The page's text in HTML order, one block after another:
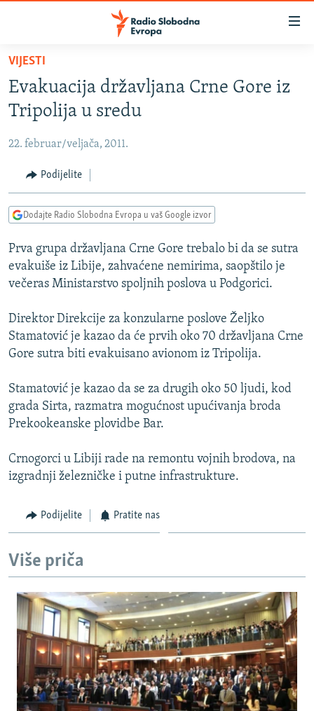
Pređite
glavni
sadržaj
Pređite
na
navigaciju
Pređite
na
VIJESTI
BOSNA I HERCEGOVINA
SRBIJA
KOSOVO
CRNA GORA
VIDEO
FOTOGALERIJE
INFOGRAFIKE
PODCASTI
RAT U UKRAJINI
KINA NA BALKANU
ISPRIČAJ MI
DNEVNO@RSE
VIŠE OD NASLOVA
GENOCID U SREBRENICI
POPLAVE I KLIZIŠTA U BIH 2024.
TV LIBERTY
TRI DECENIJE OD RATA U BIH
SVE KARTE DEJTONA
NASTANAK I RASPAD JUGOSLAVIJE
PRATITE NAS
Sve RFE/RL stranice
VIJESTI
Evakuacija državljana Crne Gore iz
Tripolija u sredu
22. februar/veljača, 2011.
Podijelite
Dodajte Radio Slobodna Evropa u vaš Google izvor
Prva grupa državljana Crne Gore trebalo bi da se sutra
evakuiše iz Libije, zahvaćene nemirima, saopštilo je
večeras Ministarstvo spoljnih poslova u Podgorici.
Direktor Direkcije za konzularne poslove Željko
Stamatović je kazao da će prvih oko 70 državljana Crne
Gore sutra biti evakuisano avionom iz Tripolija.
Stamatović je kazao da se za drugih oko 50 ljudi, kod
grada Sirta, razmatra mogućnost upućivanja broda
Prekookeanske plovidbe Bar.
Crnogorci u Libiji rade na remontu vojnih brodova, na
izgradnji železničke i putne infrastrukture.
Podijelite Pratite nas
Više priča